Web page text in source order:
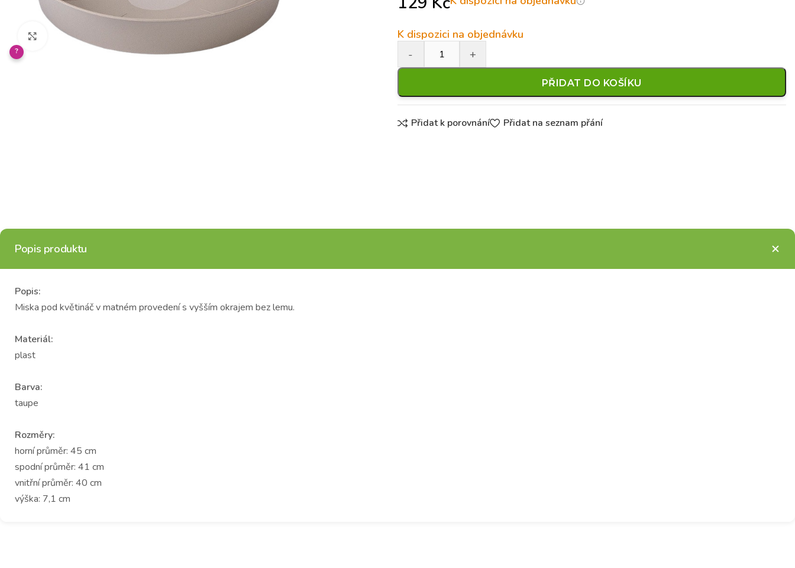
Klikněte pro zvětšení
?
K dispozici na objednávku
PŘIDAT DO KOŠÍKU
Přidat k porovnání Přidat na seznam přání
Popis produktu
Popis:
Miska pod květináč v matném provedení s vyšším okrajem bez lemu.
Materiál:
plast
Barva:
taupe
Rozměry:
horní průměr: 45 cm
spodní průměr: 41 cm
vnitřní průměr: 40 cm
výška: 7,1 cm